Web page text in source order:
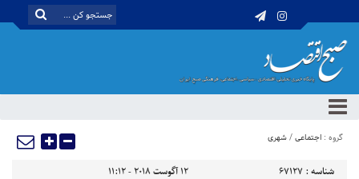
گروه : اجتماعی/شهری
شناسه : 67127
12 آگوست 2018 - 11:12